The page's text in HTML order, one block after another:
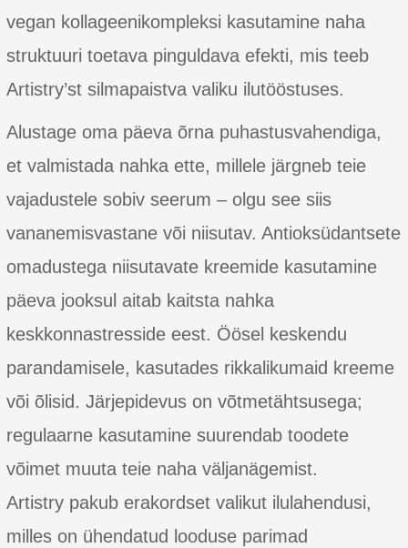
vegan kollageenikompleksi kasutamine naha
struktuuri toetava pinguldava efekti, mis teeb
Artistry’st silmapaistva valiku ilutööstuses.
Alustage oma päeva õrna puhastusvahendiga,
et valmistada nahka ette, millele järgneb teie
vajadustele sobiv seerum – olgu see siis
vananemisvastane või niisutav. Antioksüdantsete
omadustega niisutavate kreemide kasutamine
päeva jooksul aitab kaitsta nahka
keskkonnastresside eest. Öösel keskendu
parandamisele, kasutades rikkalikumaid kreeme
või õlisid. Järjepidevus on võtmetähtsusega;
regulaarne kasutamine suurendab toodete
võimet muuta teie naha väljanägemist.
Artistry pakub erakordset valikut ilulahendusi,
milles on ühendatud looduse parimad